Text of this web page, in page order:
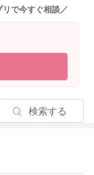
で今すぐ相談／
検索する